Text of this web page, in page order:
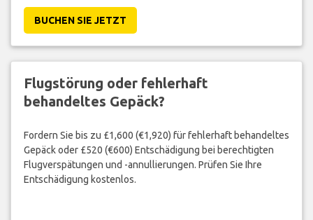
BUCHEN SIE JETZT
Flugstörung oder fehlerhaft
behandeltes Gepäck?
Fordern Sie bis zu £1,600 (€1,920) für fehlerhaft behandeltes
Gepäck oder £520 (€600) Entschädigung bei berechtigten
Flugverspätungen und -annullierungen. Prüfen Sie Ihre
Entschädigung kostenlos.